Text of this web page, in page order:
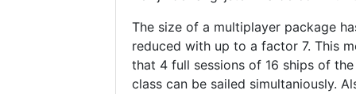
The size of a multiplayer package
reduced with up to a factor 7. This
that 4 full sessions of 16 ships of
class can be sailed simultaniously.